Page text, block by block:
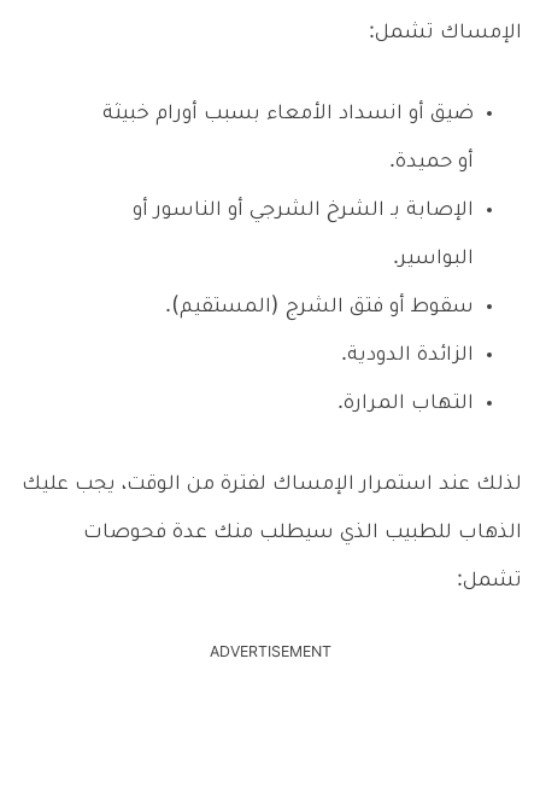
الإمساك تشمل:
ضيق أو انسداد الأمعاء بسبب أورام خبيثة
أو حميدة.
الإصابة بـ الشرخ الشرجي أو الناسور أو
البواسير.
سقوط أو فتق الشرج (المستقيم).
الزائدة الدودية.
التهاب المرارة.
لذلك عند استمرار الإمساك لفترة من الوقت، يجب عليك
الذهاب للطبيب الذي سيطلب منك عدة فحوصات
تشمل:
ADVERTISEMENT